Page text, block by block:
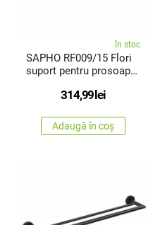
în stoc
SAPHO RF009/15 Flori
suport pentru prosoape
314,99 lei
Adaugă în coș